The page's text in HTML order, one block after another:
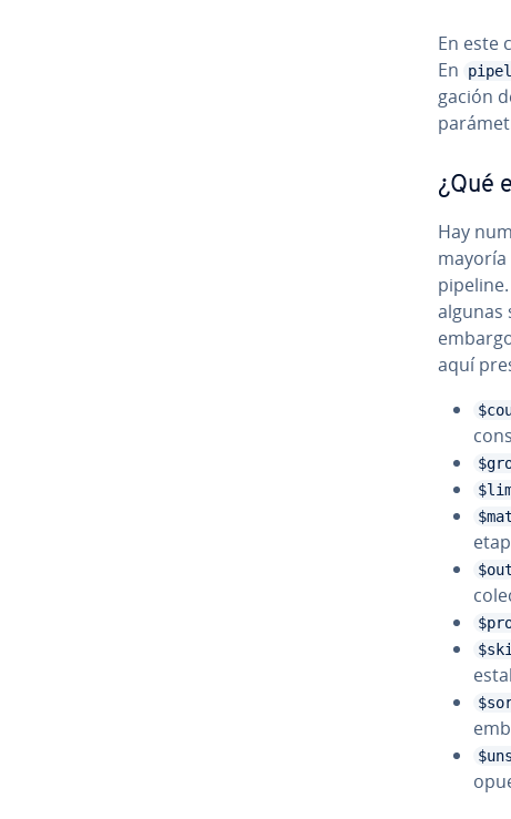
En este
En
ga­ción
¿Qué
Hay
mayoría
algunas
aquí
$out